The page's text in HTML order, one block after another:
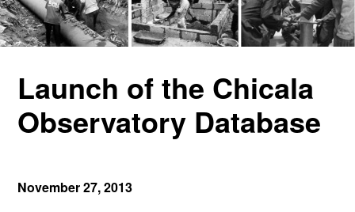
Launch of the Chicala
Observatory Database
November 27, 2013